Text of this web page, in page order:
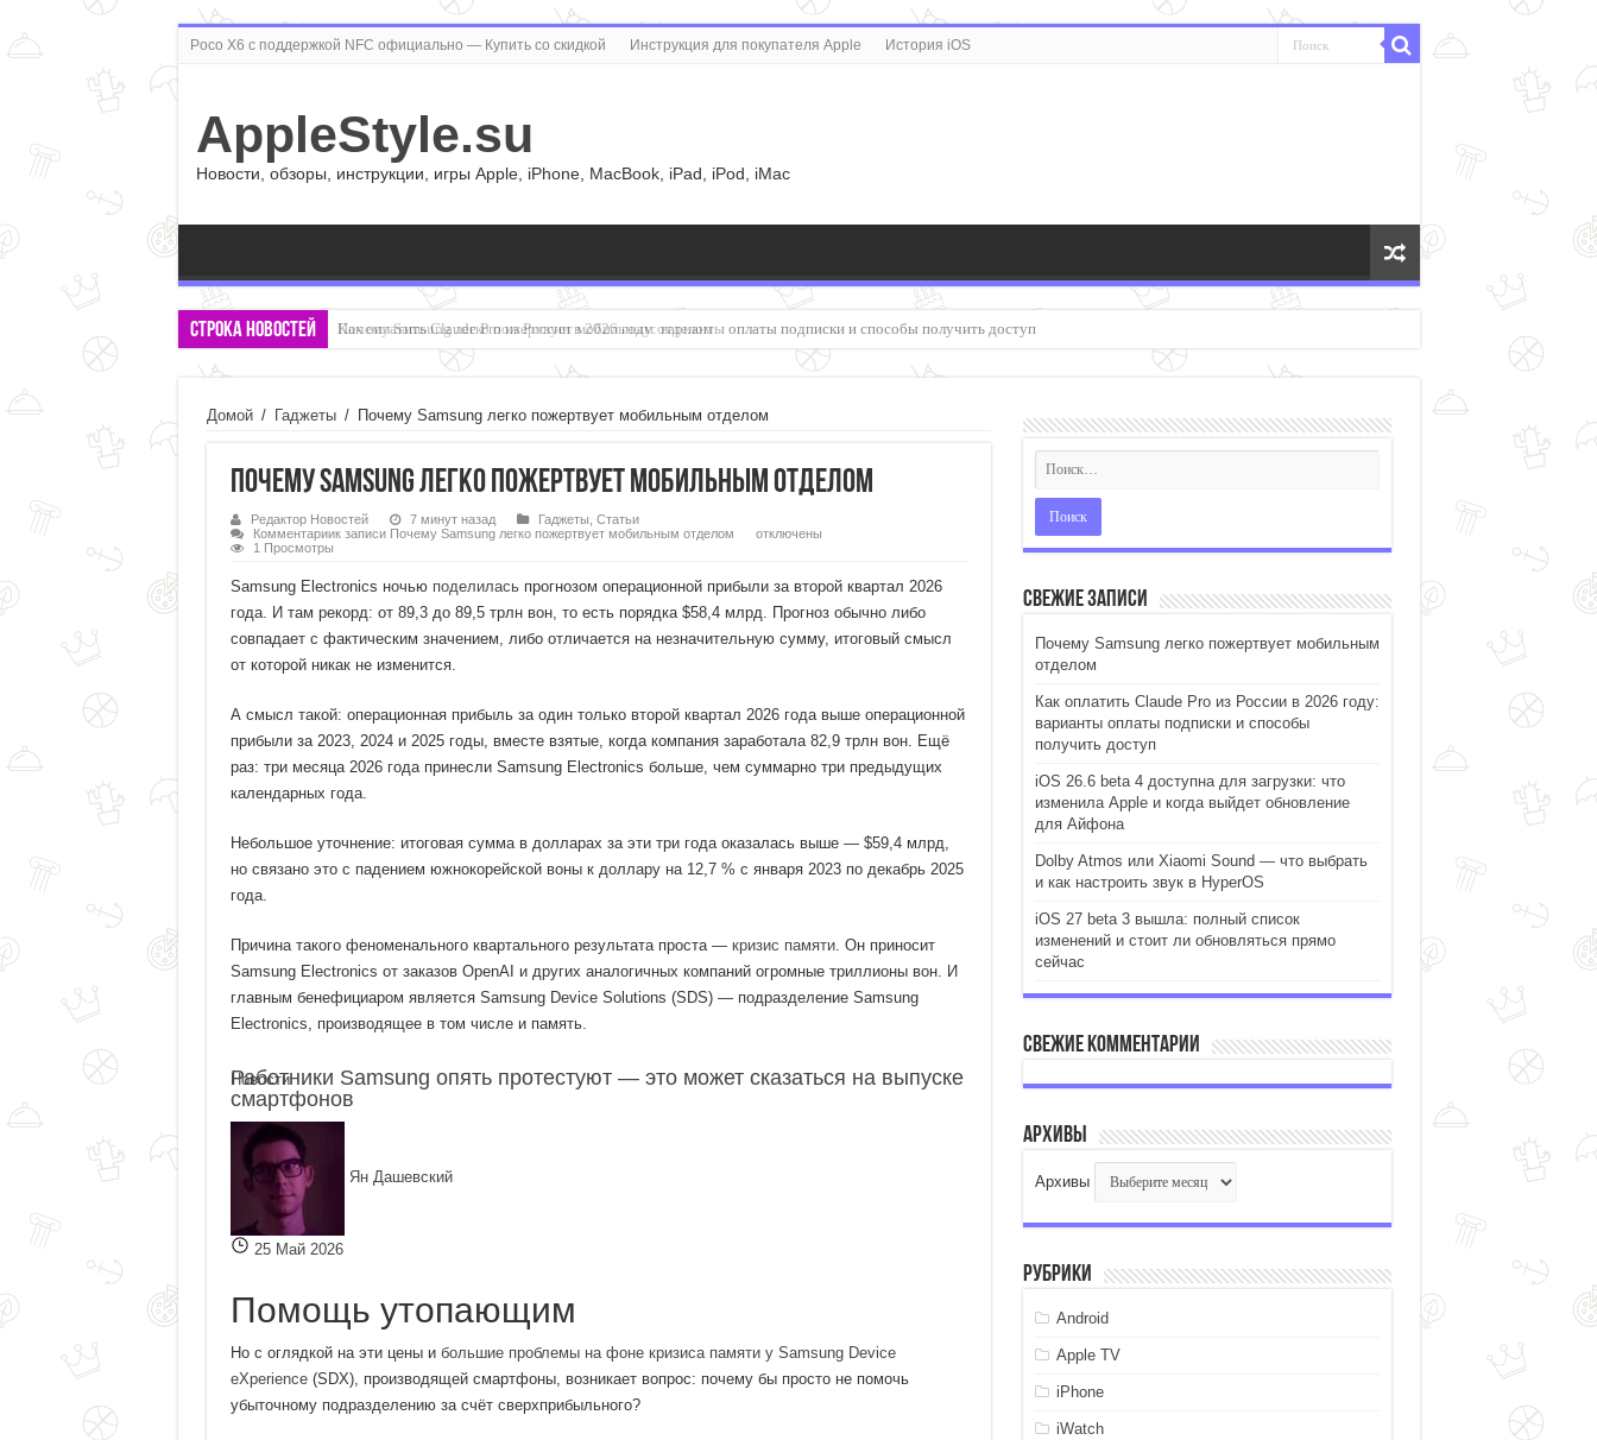
Poco X6 с поддержкой NFC официально — Купить со скидкой Инструкция для покупателя Apple История iOS
AppleStyle.su
Новости, обзоры, инструкции, игры Apple, iPhone, MacBook, iPad, iPod, iMac
Строка новостей Как оплатить Claude Pro из России в 2026 году: варианты оплаты подписки и способы получить доступ
Домой / Гаджеты / Почему Samsung легко пожертвует мобильным отделом
Почему Samsung легко пожертвует мобильным отделом
Редактор Новостей 7 минут назад Гаджеты Статьи
Комментариик записи Почему Samsung легко пожертвует мобильным отделом
отключены
1 Просмотры
Samsung Electronics ночью поделиласьпрогнозом операционной прибыли за второй квартал 2026
года. И там рекорд: от 89,3 до 89,5 трлн вон, то есть порядка $58,4 млрд. Прогноз обычно либо
совпадает с фактическим значением, либо отличается на незначительную сумму, итоговый смысл
от которой никак не изменится.
А смысл такой: операционная прибыль за один только второй квартал 2026 года выше операционной
прибыли за 2023, 2024 и 2025 годы, вместе взятые, когда компания заработала 82,9 трлн вон. Ещё
раз: три месяца 2026 года принесли Samsung Electronics больше, чем суммарно три предыдущих
календарных года.
Небольшое уточнение: итоговая сумма в долларах за эти три года оказалась выше — $59,4 млрд,
но связано это с падением южнокорейской воны к доллару на 12,7 % с января 2023 по декабрь 2025
года.
Причина такого феноменального квартального результата проста — кризис памяти. Он приносит
Samsung Electronics от заказов OpenAI и других аналогичных компаний огромные триллионы вон. И
главным бенефициаром является Samsung Device Solutions (SDS) — подразделение Samsung
Electronics, производящее в том числе и память.
Новости
Работники Samsung опять протестуют — это может сказаться на выпуске
смартфонов
Ян Дашевский
25 Май 2026
Помощь утопающим
Но с оглядкой на эти цены и большие проблемы на фоне кризиса памяти у Samsung Device
eXperience(SDX), производящей смартфоны, возникает вопрос: почему бы просто не помочь
убыточному подразделению за счёт сверхприбыльного?
Свежие записи
Почему Samsung легко пожертвует мобильным
отделом
Как оплатить Claude Pro из России в 2026 году:
варианты оплаты подписки и способы
получить доступ
iOS 26.6 beta 4 доступна для загрузки: что
изменила Apple и когда выйдет обновление
для Айфона
Dolby Atmos или Xiaomi Sound — что выбрать
и как настроить звук в HyperOS
iOS 27 beta 3 вышла: полный список
изменений и стоит ли обновляться прямо
сейчас
Свежие комментарии
Архивы
Архивы
Рубрики
Android
Apple TV
iPhone
iWatch